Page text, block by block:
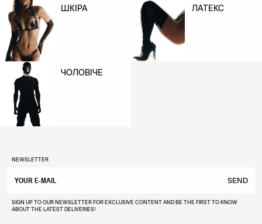
ШКІРА ЛАТЕКС
ЧОЛОВІЧЕ
NEWSLETTER
SEND
SIGN UP TO OUR NEWSLETTER FOR EXCLUSIVE CONTENT AND BE THE FIRST TO KNOW
ABOUT THE LATEST DELIVERIES!